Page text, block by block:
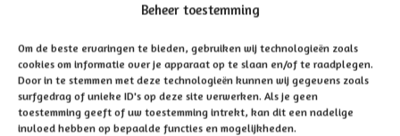
Beheer toestemming
Om de beste ervaringen te bieden, gebruiken wij technologieën zoals
cookies om informatie over je apparaat op te slaan en/of te raadplegen.
Door in te stemmen met deze technologieën kunnen wij gegevens zoals
surfgedrag of unieke ID's op deze site verwerken. Als je geen
toestemming geeft of uw toestemming intrekt, kan dit een nadelige
invloed hebben op bepaalde functies en mogelijkheden.
Domino Den Ham
De BronEnschede